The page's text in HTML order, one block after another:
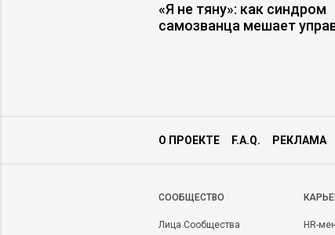
«Я не тяну»: как синдром
самозванца мешает
О ПРОЕКТЕ F.A.Q. РЕКЛАМА
CООБЩЕСТВО
Лица Сообщества HR-